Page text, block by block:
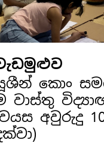
කොං
වාස්තු
අවුරුදු